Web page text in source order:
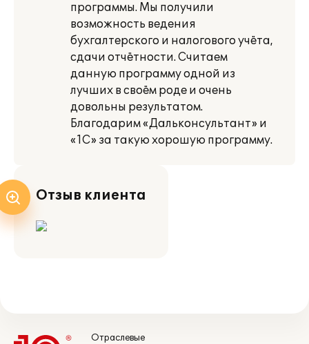
программы. Мы получили
возможность ведения
бухгалтерского и налогового учёта,
сдачи отчётности. Считаем
данную программу одной из
лучших в своём роде и очень
довольны результатом.
Благодарим «Дальконсультант» и
«1С» за такую хорошую программу.
Отзыв клиента
Отраслевые